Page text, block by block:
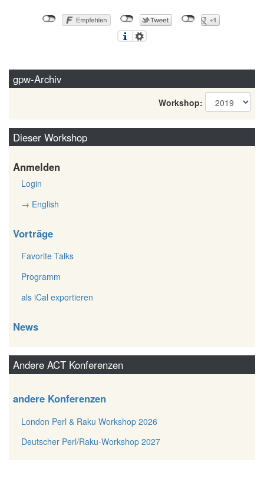
gpw-Archiv
Workshop:
Dieser Workshop
Anmelden
Login
→ English
Vorträge
Favorite Talks
Programm
als iCal exportieren
News
Andere ACT Konferenzen
andere Konferenzen
London Perl & Raku Workshop 2026
Deutscher Perl/Raku-Workshop 2027